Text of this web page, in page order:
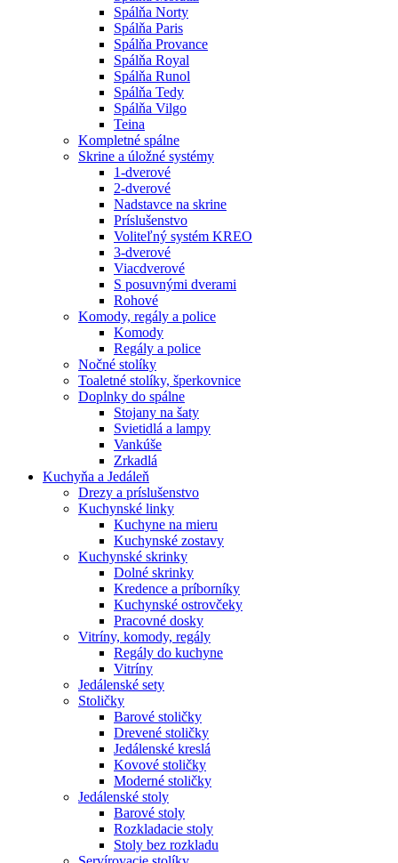
Spálňa Norty
Spálňa Paris
Spálňa Provance
Spálňa Royal
Spálňa Runol
Spálňa Tedy
Spálňa Vilgo
Teina
Kompletné spálne
Skrine a úložné systémy
1-dverové
2-dverové
Nadstavce na skrine
Príslušenstvo
Voliteľný systém KREO
3-dverové
Viacdverové
S posuvnými dverami
Rohové
Komody, regály a police
Komody
Regály a police
Nočné stolíky
Toaletné stolíky, šperkovnice
Doplnky do spálne
Stojany na šaty
Svietidlá a lampy
Vankúše
Zrkadlá
Kuchyňa a Jedáleň
Drezy a príslušenstvo
Kuchynské linky
Kuchyne na mieru
Kuchynské zostavy
Kuchynské skrinky
Dolné skrinky
Kredence a príborníky
Kuchynské ostrovčeky
Pracovné dosky
Vitríny, komody, regály
Regály do kuchyne
Vitríny
Jedálenské sety
Stoličky
Barové stoličky
Drevené stoličky
Jedálenské kreslá
Kovové stoličky
Moderné stoličky
Jedálenské stoly
Barové stoly
Rozkladacie stoly
Stoly bez rozkladu